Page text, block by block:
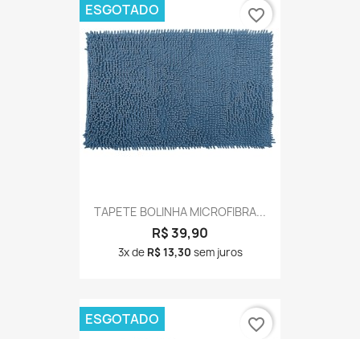
TAPETE BOLINHA MICROFIBRA...
R$ 39,90
3x de R$ 13,30 sem juros
ESGOTADO favorite_border
ESGOTADO favorite_border